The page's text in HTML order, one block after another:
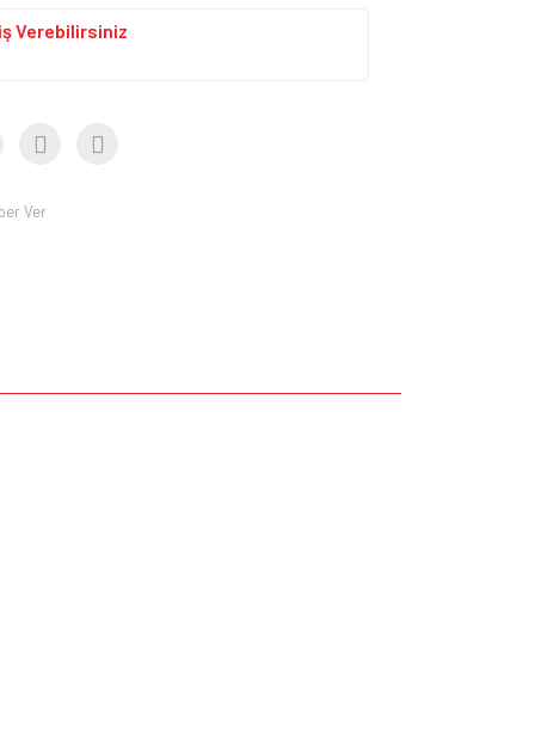
Verebilirsiniz
Ver